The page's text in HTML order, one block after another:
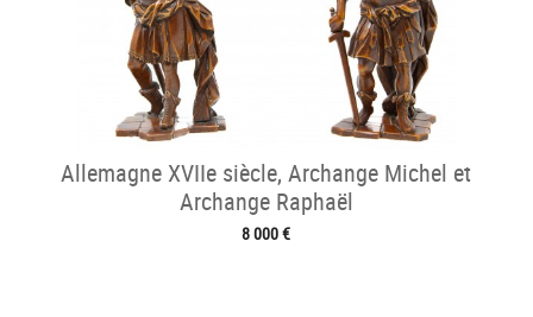
Allemagne XVIIe siècle, Archange Michel et
Archange Raphaël
8 000 €